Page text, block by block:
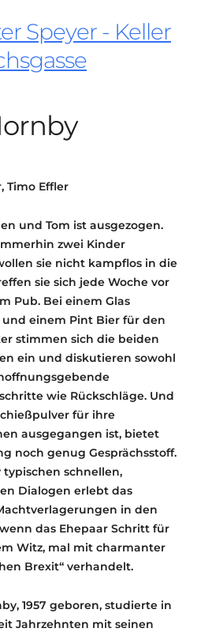
Speyer - Keller
Timo Effler
und Tom ist ausgezogen.
zwei Kinder
sie nicht kampflos in die
sie sich jede Woche vor
Pub. Bei einem Glas
einem Pint Bier für den
stimmen sich die beiden
ein und diskutieren sowohl
wie Rückschläge. Und
für ihre
ausgegangen ist, bietet
noch genug Gesprächsstoff.
schnellen,
Dialogen erlebt das
in den
das Ehepaar Schritt für
Witz, mal mit charmanter
Brexit“ verhandelt.
1957 geboren, studierte in
Jahrzehnten mit seinen